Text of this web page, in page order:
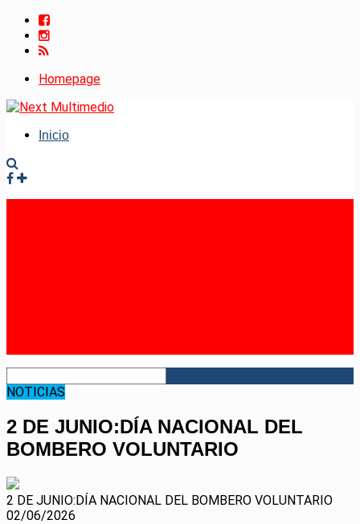
Homepage
Inicio
NOTICIAS
2 DE JUNIO:DÍA NACIONAL DEL
BOMBERO VOLUNTARIO
2 DE JUNIO:DÍA NACIONAL DEL BOMBERO VOLUNTARIO
02/06/2026